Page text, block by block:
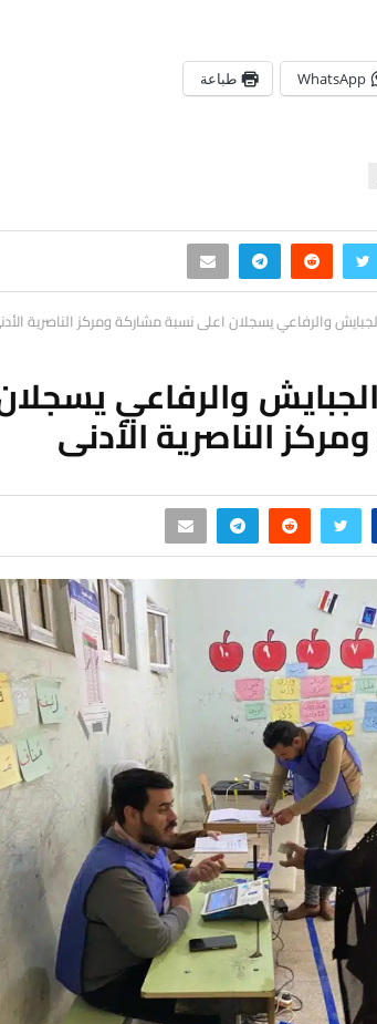
WhatsApp طباعة
والرفاعي يسجلان اعلى نسبة مشاركة ومركز الناصرية
والرفاعي
الناصرية الأدنى